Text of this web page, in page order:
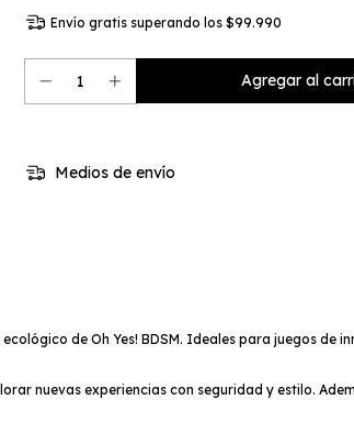
Envío gratis superando los $99.990
Medios de envío
de Oh Yes! BDSM. Ideales para juegos de
nuevas experiencias con seguridad y estilo.